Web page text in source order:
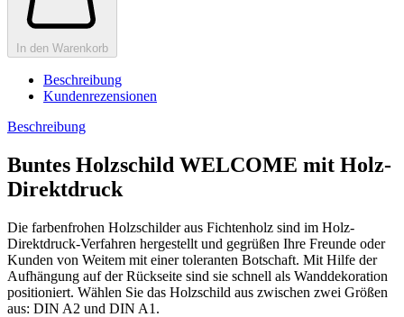
In den Warenkorb
Beschreibung
Kundenrezensionen
Beschreibung
Buntes Holzschild WELCOME mit Holz-
Direktdruck
Die farbenfrohen Holzschilder aus Fichtenholz sind im Holz-
Direktdruck-Verfahren hergestellt und gegrüßen Ihre Freunde oder
Kunden von Weitem mit einer toleranten Botschaft. Mit Hilfe der
Aufhängung auf der Rückseite sind sie schnell als Wanddekoration
positioniert. Wählen Sie das Holzschild aus zwischen zwei Größen
aus: DIN A2 und DIN A1.